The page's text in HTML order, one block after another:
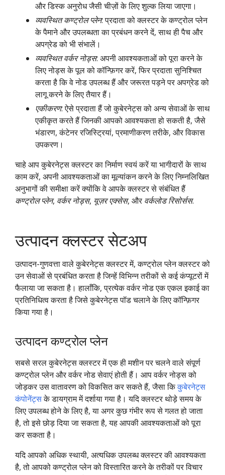
और डिस्क अनुरोध जैसी चीज़ों के लिए शुल्क लिया जाएगा।
व्यवस्थित कण्ट्रोल प्लेन: प्रदाता को क्लस्टर के कण्ट्रोल प्लेन
के पैमाने और उपलब्धता का प्रबंधन करने दें, साथ ही पैच और
अपग्रेड को भी संभालें।
व्यवस्थित वर्कर नोड्स: अपनी आवश्यकताओं को पूरा करने के
लिए नोड्स के पूल को कॉन्फ़िगर करें, फिर प्रदाता सुनिश्चित
करता है कि वे नोड उपलब्ध हैं और जरूरत पड़ने पर अपग्रेड को
लागू करने के लिए तैयार हैं।
एकीकरण: ऐसे प्रदाता हैं जो कुबेरनेट्स को अन्य सेवाओं के साथ
एकीकृत करते हैं जिनकी आपको आवश्यकता हो सकती है, जैसे
भंडारण, कंटेनर रजिस्ट्रियां, प्रमाणीकरण तरीके, और विकास
उपकरण।
चाहे आप कुबेरनेट्स क्लस्टर का निर्माण स्वयं करें या भागीदारों के साथ
काम करें, अपनी आवश्यकताओं का मूल्यांकन करने के लिए निम्नलिखित
अनुभागों की समीक्षा करें क्योंकि वे आपके क्लस्टर से संबंधित हैं
कण्ट्रोल प्लेन, वर्कर नोड्स, यूज़र एक्सेस, और वर्कलोड रिसोर्सस.
उत्पादन क्लस्टर सेटअप
उत्पादन-गुणवत्ता वाले कुबेरनेट्स क्लस्टर में, कण्ट्रोल प्लेन क्लस्टर को
उन सेवाओं से प्रबंधित करता है जिन्हें विभिन्न तरीकों से कई कंप्यूटरों में
फैलाया जा सकता है। हालाँकि, प्रत्येक वर्कर नोड एक एकल इकाई का
प्रतिनिधित्व करता है जिसे कुबेरनेट्स पॉड चलाने के लिए कॉन्फ़िगर
किया गया है।
उत्पादन कण्ट्रोल प्लेन
सबसे सरल कुबेरनेट्स क्लस्टर में एक ही मशीन पर चलने वाले संपूर्ण
कण्ट्रोल प्लेन और वर्कर नोड सेवाएं होती हैं। आप वर्कर नोड्स को
जोड़कर उस वातावरण को विकसित कर सकते हैं, जैसा किकुबेरनेट्स
कंपोनेंट्सके डायग्राम में दर्शाया गया है। यदि क्लस्टर थोड़े समय के
लिए उपलब्ध होने के लिए है, या अगर कुछ गंभीर रूप से गलत हो जाता
है, तो इसे छोड़ दिया जा सकता है, यह आपकी आवश्यकताओं को पूरा
कर सकता है।
यदि आपको अधिक स्थायी, अत्यधिक उपलब्ध क्लस्टर की आवश्यकता
है, तो आपको कण्ट्रोल प्लेन को विस्तारित करने के तरीकों पर विचार